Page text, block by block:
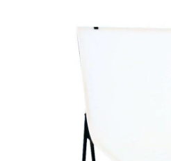
Ativar tradutor em libras